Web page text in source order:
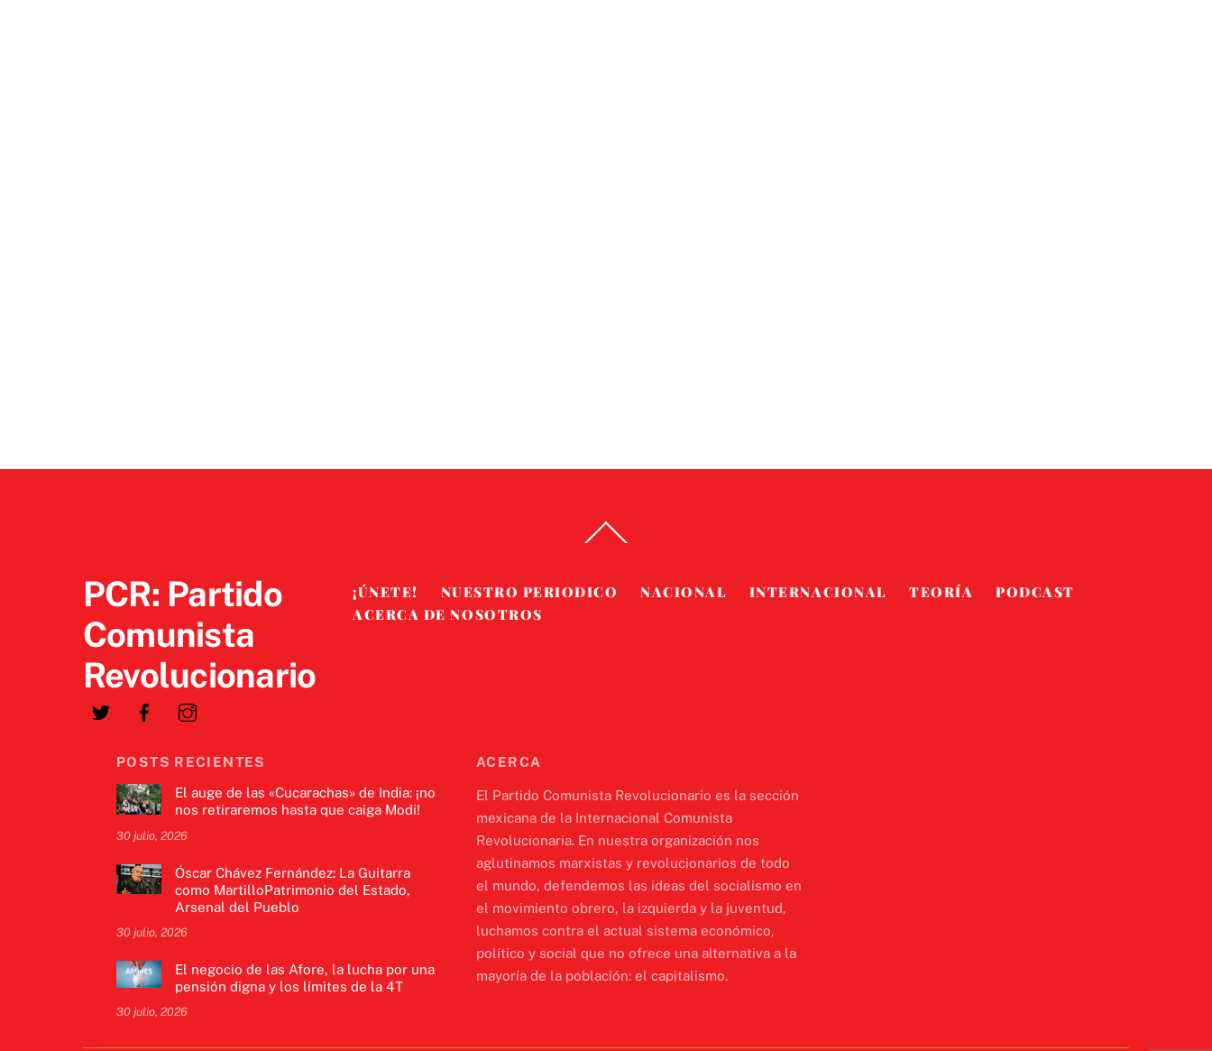
To
PCR: Partido
Comunista
Revolucionario
¡ÚNETE! NUESTRO PERIODICO NACIONAL INTERNACIONAL TEORÍA
PODCAST
ACERCA DE NOSOTROS
POSTS RECIENTES
El auge de las «Cucarachas» de India: ¡no
nos retiraremos hasta que caiga Modi!
30 julio, 2026
Óscar Chávez Fernández: La Guitarra
como MartilloPatrimonio del Estado,
Arsenal del Pueblo
30 julio, 2026
El negocio de las Afore, la lucha por una
pensión digna y los límites de la 4T
30 julio, 2026
ACERCA
El Partido Comunista Revolucionario es la sección
mexicana de la Internacional Comunista
Revolucionaria. En nuestra organización nos
aglutinamos marxistas y revolucionarios de todo
el mundo, defendemos las ideas del socialismo en
el movimiento obrero, la izquierda y la juventud,
luchamos contra el actual sistema económico,
político y social que no ofrece una alternativa a la
mayoría de la población: el capitalismo.